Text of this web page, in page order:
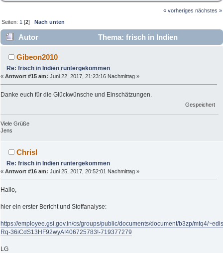
« vorheriges nächstes »
Seiten: 1 [2]Nach unten
Autor
Thema: frisch in Indien
runtergekommen (Gelesen 9373 mal)
Gibeon2010
Re: frisch in Indien runtergekommen
« Antwort #15 am: Juni 22, 2017, 21:23:16 Nachmittag »
Danke euch für die Glückwünsche und Einschätzungen.
Gespeichert
Viele Grüße
Jens
Chrisl
Re: frisch in Indien runtergekommen
« Antwort #16 am: Juni 25, 2017, 20:52:01 Nachmittag »
Hallo,
hier ein erster Bericht und Stoffanalyse:
https://employee.gsi.gov.in/cs/groups/public/documents/document/b3zp/mtq4/
Rq-36iCdS13HF92wyA!406725783!-719377279
LG